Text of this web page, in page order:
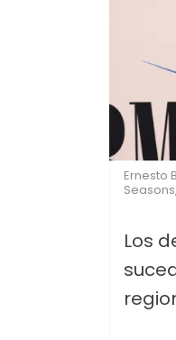
Ernesto
Los